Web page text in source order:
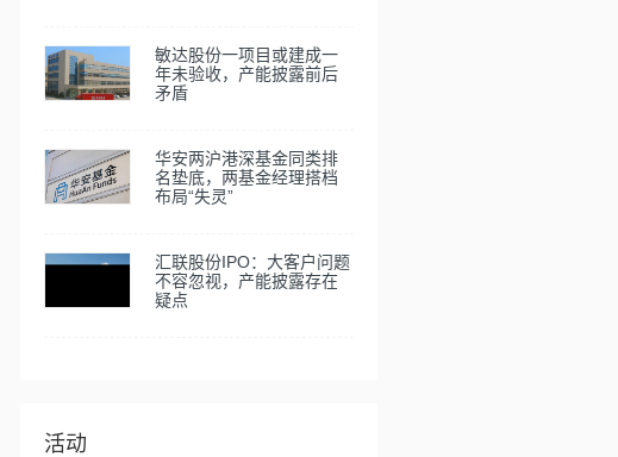
敏达股份一项目或建成一
年未验收，产能披露前后
矛盾
华安两沪港深基金同类排
名垫底，两基金经理搭档
布局“失灵”
汇联股份IPO：大客户问题
不容忽视，产能披露存在
疑点
活动